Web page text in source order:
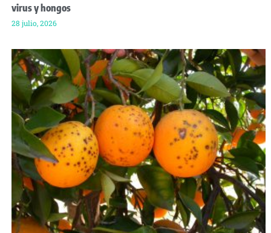
virus y hongos
28 julio, 2026